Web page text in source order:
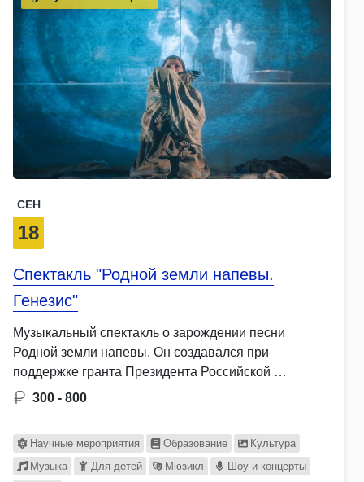
СЕН
18
Спектакль "Родной земли напевы.
Генезис"
Музыкальный спектакль о зарождении песни
Родной земли напевы. Он создавался при
поддержке гранта Президента Российской …
300 - 800
Научные мероприятия Образование
Культура
Музыка
Для детей Мюзикл
Шоу и концерты